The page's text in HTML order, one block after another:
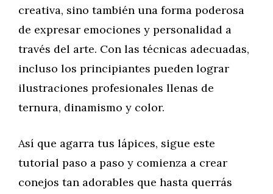
creativa, sino también una forma poderosa
de expresar emociones y personalidad a
través del arte. Con las técnicas adecuadas,
incluso los principiantes pueden lograr
ilustraciones profesionales llenas de
ternura, dinamismo y color.
Así que agarra tus lápices, sigue este
tutorial paso a paso y comienza a crear
conejos tan adorables que hasta querrás